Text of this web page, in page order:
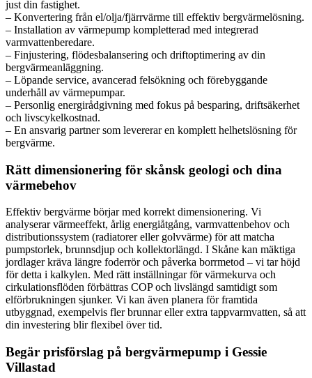
just din fastighet.
– Konvertering från el/olja/fjärrvärme till effektiv bergvärmelösning.
– Installation av värmepump kompletterad med integrerad
varmvattenberedare.
– Finjustering, flödesbalansering och driftoptimering av din
bergvärmeanläggning.
– Löpande service, avancerad felsökning och förebyggande
underhåll av värmepumpar.
– Personlig energirådgivning med fokus på besparing, driftsäkerhet
och livscykelkostnad.
– En ansvarig partner som levererar en komplett helhetslösning för
bergvärme.
Rätt dimensionering för skånsk geologi och dina
värmebehov
Effektiv bergvärme börjar med korrekt dimensionering. Vi
analyserar värmeeffekt, årlig energiåtgång, varmvattenbehov och
distributionssystem (radiatorer eller golvvärme) för att matcha
pumpstorlek, brunnsdjup och kollektorlängd. I Skåne kan mäktiga
jordlager kräva längre foderrör och påverka borrmetod – vi tar höjd
för detta i kalkylen. Med rätt inställningar för värmekurva och
cirkulationsflöden förbättras COP och livslängd samtidigt som
elförbrukningen sjunker. Vi kan även planera för framtida
utbyggnad, exempelvis fler brunnar eller extra tappvarmvatten, så att
din investering blir flexibel över tid.
Begär prisförslag på bergvärmepump i Gessie
Villastad